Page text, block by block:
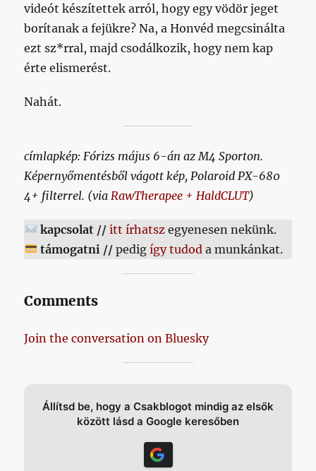
videót készítettek arról, hogy egy vödör jeget
borítanak a fejükre? Na, a Honvéd megcsinálta
ezt sz*rral, majd csodálkozik, hogy nem kap
érte elismerést.
Nahát.
címlapkép: Fórizs május 6-án az M4 Sporton.
Képernyőmentésből vágott kép, Polaroid PX-680
4+ filterrel. (via RawTherapee + HaldCLUT)
kapcsolat // itt írhatszegyenesen nekünk.
támogatni //pedig így tudod a munkánkat.
Comments
Join the conversation on Bluesky
Állítsd be, hogy a Csakblogot mindig az elsők
között lásd a Google keresőben